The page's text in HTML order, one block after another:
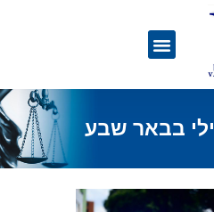
בבאר שבע